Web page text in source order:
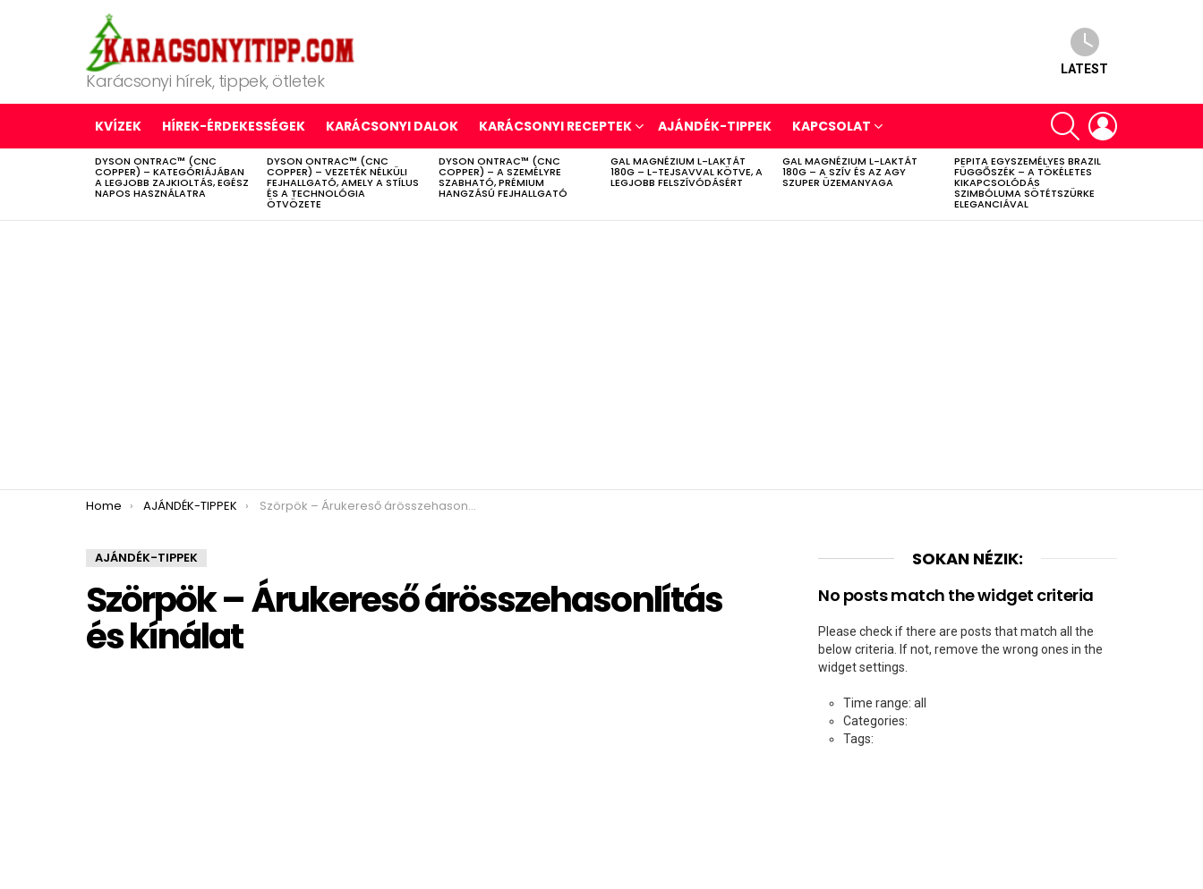
Karácsonyi hírek, tippek, ötletek
LATEST
KVÍZEK HÍREK-ÉRDEKESSÉGEK KARÁCSONYI DALOK KARÁCSONYI RECEPTEK AJÁNDÉK-TIPPEK KAPCSOLAT
SEARCH
LATEST
STORIES
DYSON ONTRAC™ (CNC
COPPER) – KATEGÓRIÁJÁBAN
A LEGJOBB ZAJKIOLTÁS, EGÉSZ
NAPOS HASZNÁLATRA
DYSON ONTRAC™ (CNC
COPPER) – VEZETÉK NÉLKÜLI
FEJHALLGATÓ, AMELY A STÍLUS
ÉS A TECHNOLÓGIA
ÖTVÖZETE
DYSON ONTRAC™ (CNC
COPPER) – A SZEMÉLYRE
SZABHATÓ, PRÉMIUM
HANGZÁSÚ FEJHALLGATÓ
GAL MAGNÉZIUM L-LAKTÁT
180G – L-TEJSAVVAL KÖTVE, A
LEGJOBB FELSZÍVÓDÁSÉRT
GAL MAGNÉZIUM L-LAKTÁT
180G – A SZÍV ÉS AZ AGY
SZUPER ÜZEMANYAGA
PEPITA EGYSZEMÉLYES BRAZIL
FÜGGŐSZÉK – A TÖKÉLETES
KIKAPCSOLÓDÁS
SZIMBÓLUMA SÖTÉTSZÜRKE
ELEGANCIÁVAL
You are here:
Home AJÁNDÉK-TIPPEK Szörpök – Árukereső árösszehasonlítás és kínálat
AJÁNDÉK-TIPPEK
Szörpök – Árukereső árösszehasonlítás
és kínálat
SOKAN NÉZIK:
No posts match the widget criteria
Please check if there are posts that match all the
below criteria. If not, remove the wrong ones in the
widget settings.
Time range: all
Categories:
Tags: